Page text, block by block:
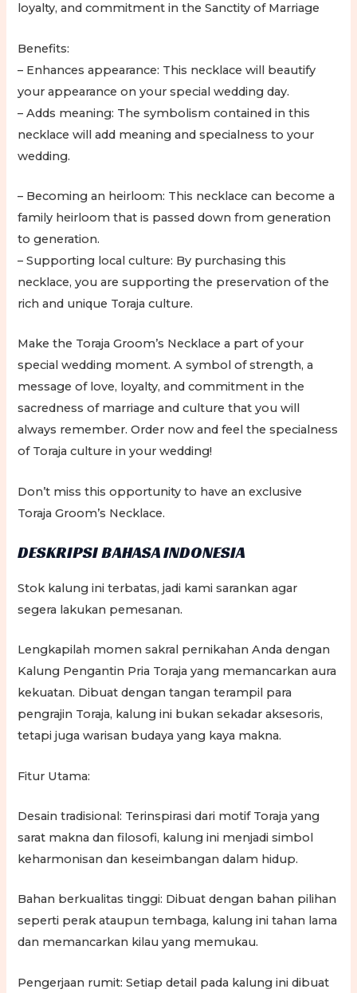
loyalty, and commitment in the Sanctity of Marriage
Benefits:
– Enhances appearance: This necklace will beautify
your appearance on your special wedding day.
– Adds meaning: The symbolism contained in this
necklace will add meaning and specialness to your
wedding.
– Becoming an heirloom: This necklace can become a
family heirloom that is passed down from generation
to generation.
– Supporting local culture: By purchasing this
necklace, you are supporting the preservation of the
rich and unique Toraja culture.
Make the Toraja Groom’s Necklace a part of your
special wedding moment. A symbol of strength, a
message of love, loyalty, and commitment in the
sacredness of marriage and culture that you will
always remember. Order now and feel the specialness
of Toraja culture in your wedding!
Don’t miss this opportunity to have an exclusive
Toraja Groom’s Necklace.
DESKRIPSI BAHASA INDONESIA
Stok kalung ini terbatas, jadi kami sarankan agar
segera lakukan pemesanan.
Lengkapilah momen sakral pernikahan Anda dengan
Kalung Pengantin Pria Toraja yang memancarkan aura
kekuatan. Dibuat dengan tangan terampil para
pengrajin Toraja, kalung ini bukan sekadar aksesoris,
tetapi juga warisan budaya yang kaya makna.
Fitur Utama:
Desain tradisional: Terinspirasi dari motif Toraja yang
sarat makna dan filosofi, kalung ini menjadi simbol
keharmonisan dan keseimbangan dalam hidup.
Bahan berkualitas tinggi: Dibuat dengan bahan pilihan
seperti perak ataupun tembaga, kalung ini tahan lama
dan memancarkan kilau yang memukau.
Pengerjaan rumit: Setiap detail pada kalung ini dibuat